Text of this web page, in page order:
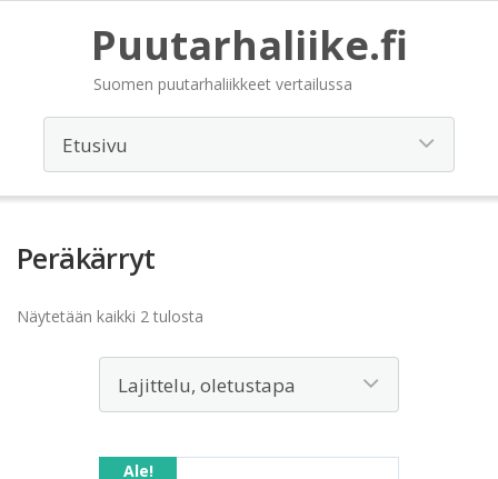
Puutarhaliike.fi
Suomen puutarhaliikkeet vertailussa
Peräkärryt
Näytetään kaikki 2 tulosta
Ale!